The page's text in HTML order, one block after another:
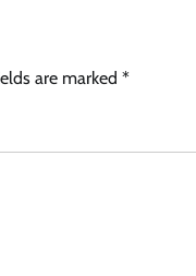
are marked *